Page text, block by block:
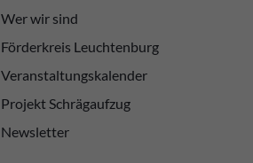
Wer wir sind
Förderkreis Leuchtenburg
Veranstaltungskalender
Projekt Schrägaufzug
Newsletter